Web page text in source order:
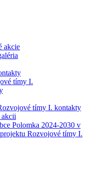
akcie
tímy I.
tímy I. kontakty
Polomka 2024-2030 v
Rozvojové tímy I.